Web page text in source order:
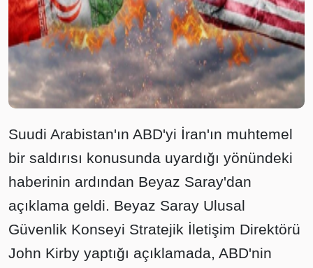
Suudi Arabistan'ın ABD'yi İran'ın muhtemel
bir saldırısı konusunda uyardığı yönündeki
haberinin ardından Beyaz Saray'dan
açıklama geldi. Beyaz Saray Ulusal
Güvenlik Konseyi Stratejik İletişim Direktörü
John Kirby yaptığı açıklamada, ABD'nin